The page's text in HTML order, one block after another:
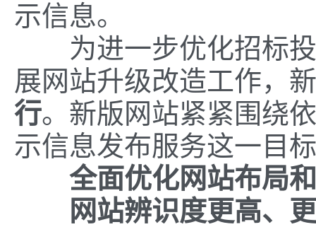
示信息。
为进一步优化招标投
展网站升级改造工作，
行。新版网站紧紧围绕
示信息发布服务这一目
全面优化网站布局
网站辨识度更高、